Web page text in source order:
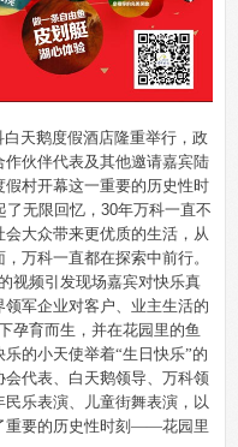
天鹅度假酒店隆重举行，政
伙伴代表及其他邀请嘉宾陆
村开幕这一重要的历史性时
了无限回忆， 30年万科一直不
大众带来更优质的生活，从
万科一直都在探索中前行。
视频引发现场嘉宾对快乐真
军企业对客户、业主生活的
孕育而生，并在花园里的鱼
的小天使举着“生日快乐”的
代表、白天鹅领导、万科领
乐表演、儿童街舞表演，以
重要的历史性时刻——花园里